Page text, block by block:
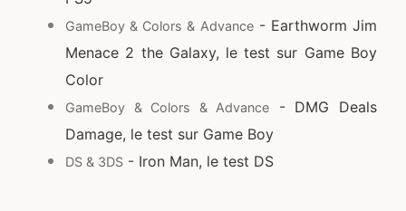
GameBoy & Colors & Advance- Earthworm Jim
Menace 2 the Galaxy, le test sur Game Boy
Color
GameBoy & Colors & Advance
- DMG Deals
Damage, le test sur Game Boy
DS & 3DS - Iron Man, le test DS